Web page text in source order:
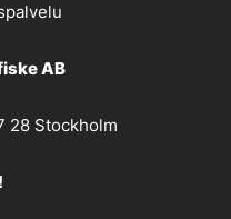
AB
28 Stockholm